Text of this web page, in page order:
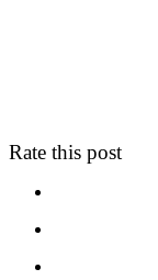
Rate this post